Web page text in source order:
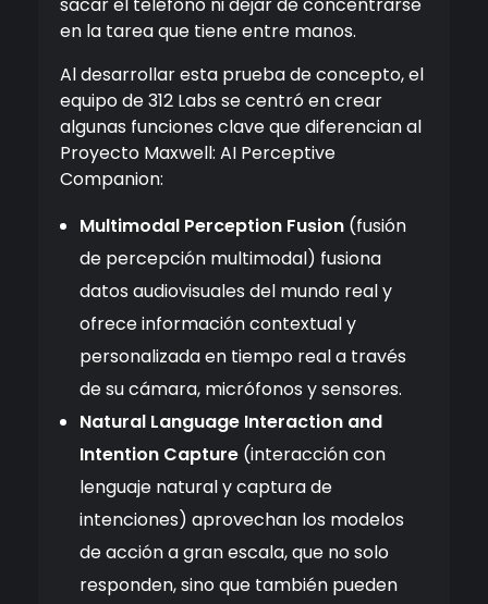
sacar el teléfono ni dejar de concentrarse
en la tarea que tiene entre manos.
Al desarrollar esta prueba de concepto, el
equipo de 312 Labs se centró en crear
algunas funciones clave que diferencian al
Proyecto Maxwell: AI Perceptive
Companion:
Multimodal Perception Fusion(fusión
de percepción multimodal) fusiona
datos audiovisuales del mundo real y
ofrece información contextual y
personalizada en tiempo real a través
de su cámara, micrófonos y sensores.
Natural Language Interaction and
Intention Capture(interacción con
lenguaje natural y captura de
intenciones) aprovechan los modelos
de acción a gran escala, que no solo
responden, sino que también pueden